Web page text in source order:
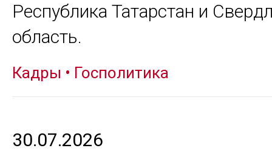
Республика Татарстан и
область.
Кадры • Госполитика
30.07.2026